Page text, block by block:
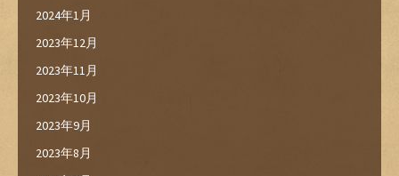
2024年1月
2023年12月
2023年11月
2023年10月
2023年9月
2023年8月